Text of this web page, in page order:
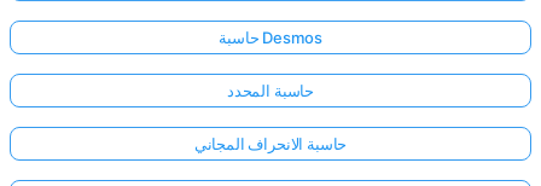
حاسبة Desmos
حاسبة المحدد
حاسبة الانحراف المجاني